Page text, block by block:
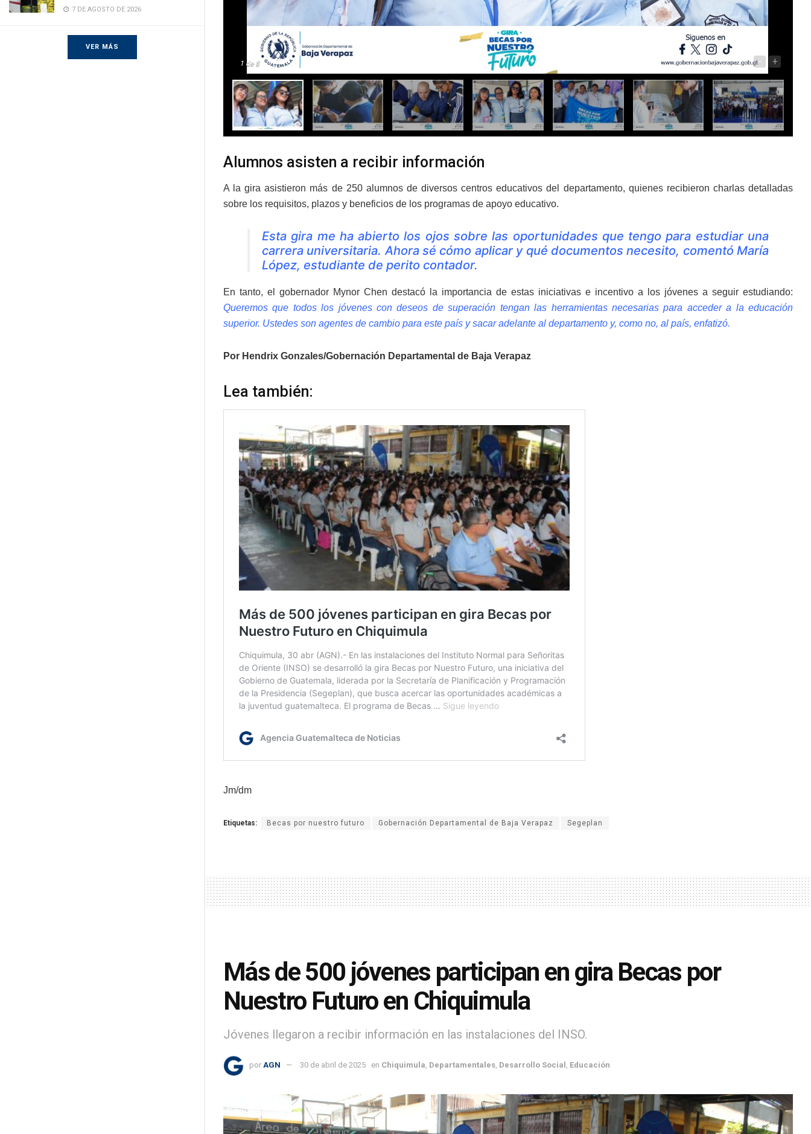
7 DE AGOSTO DE 2026
VER MÁS
1 de 8 - +
Alumnos asisten a recibir información
A la gira asistieron más de 250 alumnos de diversos centros educativos del departamento, quienes recibieron charlas detalladas
sobre los requisitos, plazos y beneficios de los programas de apoyo educativo.
Esta gira me ha abierto los ojos sobre las oportunidades que tengo para estudiar una
carrera universitaria. Ahora sé cómo aplicar y qué documentos necesito, comentó María
López, estudiante de perito contador.
En tanto, el gobernador Mynor Chen destacó la importancia de estas iniciativas e incentivo a los jóvenes a seguir estudiando:
Queremos que todos los jóvenes con deseos de superación tengan las herramientas necesarias para acceder a la educación
superior. Ustedes son agentes de cambio para este país y sacar adelante al departamento y, como no, al país, enfatizó.
Por Hendrix Gonzales/Gobernación Departamental de Baja Verapaz
Lea también:
Jm/dm
Etiquetas: Becas por nuestro futuro Gobernación Departamental de Baja Verapaz Segeplan
Más de 500 jóvenes participan en gira Becas por
Nuestro Futuro en Chiquimula
Jóvenes llegaron a recibir información en las instalaciones del INSO.
por AGN 30 de abril de 2025 en Chiquimula Departamentales Desarrollo Social Educación